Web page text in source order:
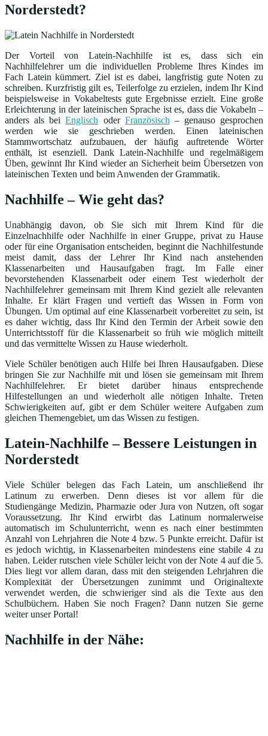
Norderstedt?
Der Vorteil von Latein-Nachhilfe ist es, dass sich ein
Nachhilfelehrer um die individuellen Probleme Ihres Kindes im
Fach Latein kümmert. Ziel ist es dabei, langfristig gute Noten zu
schreiben. Kurzfristig gilt es, Teilerfolge zu erzielen, indem Ihr Kind
beispielsweise in Vokabeltests gute Ergebnisse erzielt. Eine große
Erleichterung in der lateinischen Sprache ist es, dass die Vokabeln –
anders als beiEnglisch oder Französisch – genauso gesprochen
werden wie sie geschrieben werden. Einen lateinischen
Stammwortschatz aufzubauen, der häufig auftretende Wörter
enthält, ist esenziell. Dank Latein-Nachhilfe und regelmäßigem
Üben, gewinnt Ihr Kind wieder an Sicherheit beim Übersetzen von
lateinischen Texten und beim Anwenden der Grammatik.
Nachhilfe – Wie geht das?
Unabhängig davon, ob Sie sich mit Ihrem Kind für die
Einzelnachhilfe oder Nachhilfe in einer Gruppe, privat zu Hause
oder für eine Organisation entscheiden, beginnt die Nachhilfestunde
meist damit, dass der Lehrer Ihr Kind nach anstehenden
Klassenarbeiten und Hausaufgaben fragt. Im Falle einer
bevorstehenden Klassenarbeit oder einem Test wiederholt der
Nachhilfelehrer gemeinsam mit Ihrem Kind gezielt alle relevanten
Inhalte. Er klärt Fragen und vertieft das Wissen in Form von
Übungen. Um optimal auf eine Klassenarbeit vorbereitet zu sein, ist
es daher wichtig, dass Ihr Kind den Termin der Arbeit sowie den
Unterrichtsstoff für die Klassenarbeit so früh wie möglich mitteilt
und das vermittelte Wissen zu Hause wiederholt.
Viele Schüler benötigen auch Hilfe bei Ihren Hausaufgaben. Diese
bringen Sie zur Nachhilfe mit und lösen sie gemeinsam mit Ihrem
Nachhilfelehrer. Er bietet darüber hinaus entsprechende
Hilfestellungen an und wiederholt alle nötigen Inhalte. Treten
Schwierigkeiten auf, gibt er dem Schüler weitere Aufgaben zum
gleichen Themengebiet, um das Wissen zu festigen.
Latein-Nachhilfe – Bessere Leistungen in
Norderstedt
Viele Schüler belegen das Fach Latein, um anschließend ihr
Latinum zu erwerben. Denn dieses ist vor allem für die
Studiengänge Medizin, Pharmazie oder Jura von Nutzen, oft sogar
Voraussetzung. Ihr Kind erwirbt das Latinum normalerweise
automatisch im Schulunterricht, wenn es nach einer bestimmten
Anzahl von Lehrjahren die Note 4 bzw. 5 Punkte erreicht. Dafür ist
es jedoch wichtig, in Klassenarbeiten mindestens eine stabile 4 zu
haben. Leider rutschen viele Schüler leicht von der Note 4 auf die 5.
Dies liegt vor allem daran, dass mit den steigenden Lehrjahren die
Komplexität der Übersetzungen zunimmt und Originaltexte
verwendet werden, die schwieriger sind als die Texte aus den
Schulbüchern. Haben Sie noch Fragen? Dann nutzen Sie gerne
weiter unser Portal!
Nachhilfe in der Nähe: